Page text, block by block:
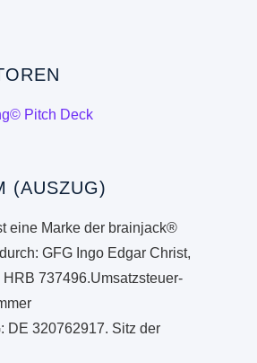
Pitch Deck
(AUSZUG)
eine Marke der brainjack®
GFG Ingo Edgar Christ,
737496.Umsatzsteuer-
DE 320762917. Sitz der